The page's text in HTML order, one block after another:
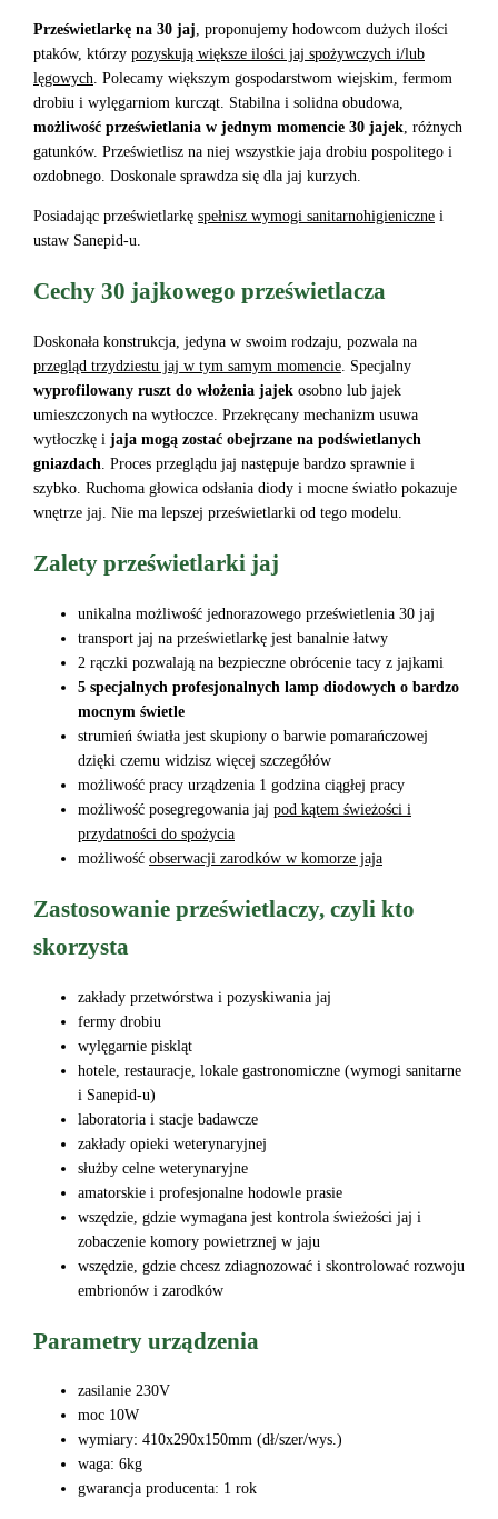
Prześwietlarkę na 30 jaj, proponujemy hodowcom dużych ilości
ptaków, którzy pozyskują większe ilości jaj spożywczych i/lub
lęgowych. Polecamy większym gospodarstwom wiejskim, fermom
drobiu i wylęgarniom kurcząt. Stabilna i solidna obudowa,
możliwość prześwietlania w jednym momencie 30 jajek, różnych
gatunków. Prześwietlisz na niej wszystkie jaja drobiu pospolitego i
ozdobnego. Doskonale sprawdza się dla jaj kurzych.
Posiadając prześwietlarkę spełnisz wymogi sanitarnohigieniczne i
ustaw Sanepid-u.
Cechy 30 jajkowego prześwietlacza
Doskonała konstrukcja, jedyna w swoim rodzaju, pozwala na
przegląd trzydziestu jaj w tym samym momencie . Specjalny
wyprofilowany ruszt do włożenia jajek osobno lub jajek
umieszczonych na wytłoczce. Przekręcany mechanizm usuwa
wytłoczkę i jaja mogą zostać obejrzane na podświetlanych
gniazdach . Proces przeglądu jaj następuje bardzo sprawnie i
szybko. Ruchoma głowica odsłania diody i mocne światło pokazuje
wnętrze jaj. Nie ma lepszej prześwietlarki od tego modelu.
Zalety prześwietlarki jaj
unikalna możliwość jednorazowego prześwietlenia 30 jaj
transport jaj na prześwietlarkę jest banalnie łatwy
2 rączki pozwalają na bezpieczne obrócenie tacy z jajkami
5 specjalnych profesjonalnych lamp diodowych o bardzo
mocnym świetle
strumień światła jest skupiony o barwie pomarańczowej
dzięki czemu widzisz więcej szczegółów
możliwość pracy urządzenia 1 godzina ciągłej pracy
możliwość posegregowania jaj pod kątem świeżości i
przydatności do spożycia
możliwość obserwacji zarodków w komorze jaja
Zastosowanie prześwietlaczy, czyli kto
skorzysta
zakłady przetwórstwa i pozyskiwania jaj
fermy drobiu
wylęgarnie piskląt
hotele, restauracje, lokale gastronomiczne (wymogi sanitarne
i Sanepid-u)
laboratoria i stacje badawcze
zakłady opieki weterynaryjnej
służby celne weterynaryjne
amatorskie i profesjonalne hodowle prasie
wszędzie, gdzie wymagana jest kontrola świeżości jaj i
zobaczenie komory powietrznej w jaju
wszędzie, gdzie chcesz zdiagnozować i skontrolować rozwoju
embrionów i zarodków
Parametry urządzenia
zasilanie 230V
moc 10W
wymiary: 410x290x150mm (dł/szer/wys.)
waga: 6kg
gwarancja producenta: 1 rok